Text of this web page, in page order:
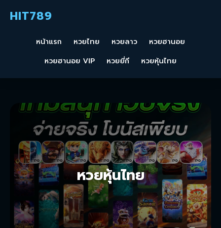
HIT789
หน้าแรก หวยไทย หวยลาว
หวยฮานอย
หวยฮานอย VIP
หวยยี่กี หวยหุ้นไทย
หวยหุ้นไทย